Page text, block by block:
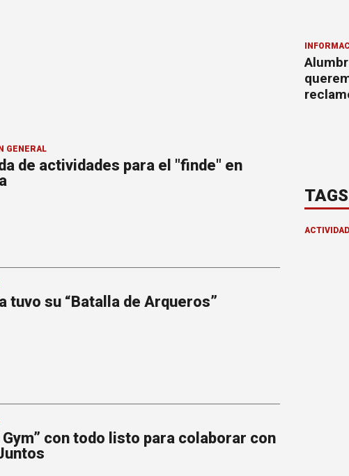
GENERAL
de actividades para el "finde" en
tuvo su “Batalla de Arqueros”
Gym” con todo listo para colaborar con
TAGS